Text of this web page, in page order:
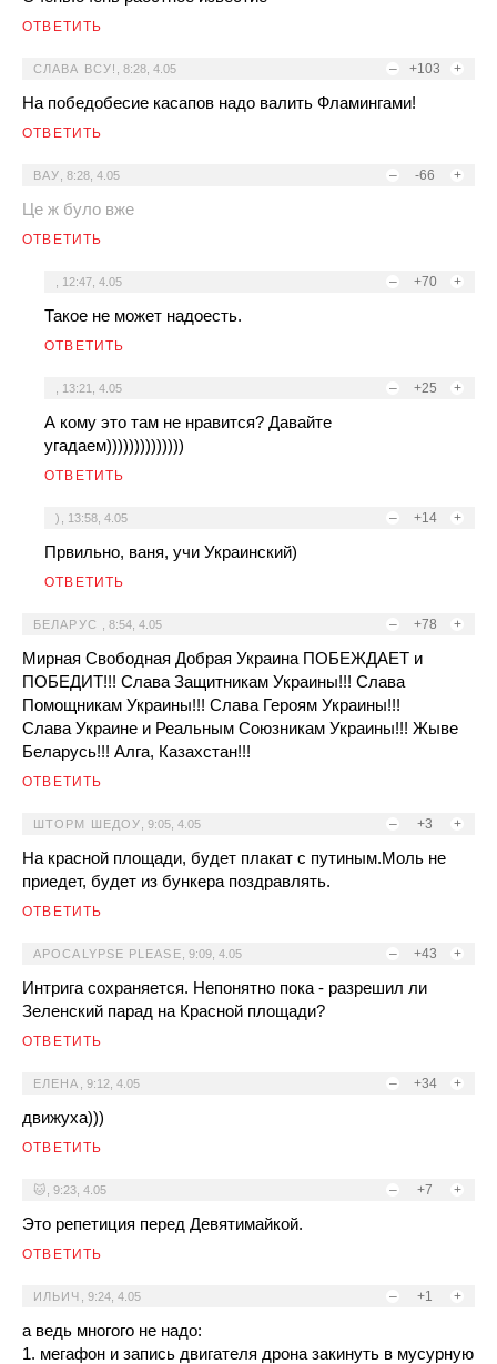
ОТВЕТИТЬ
– +103 +
СЛАВА ВСУ! 8:28, 4.05
На победобесие касапов надо валить Фламингами!
ОТВЕТИТЬ
– -66 +
ВАУ ,8:28, 4.05
Це ж було вже
ОТВЕТИТЬ
– +70 +
12:47, 4.05
Такое не может надоесть.
ОТВЕТИТЬ
– +25 +
13:21, 4.05
А кому это там не нравится? Давайте
угадаем))))))))))))))
ОТВЕТИТЬ
– +14 +
) 13:58, 4.05
Првильно, ваня, учи Украинский)
ОТВЕТИТЬ
– +78 +
БЕЛАРУС 8:54, 4.05
Мирная Свободная Добрая Украина ПОБЕЖДАЕТ и
ПОБЕДИТ!!! Слава Защитникам Украины!!! Слава
Помощникам Украины!!! Слава Героям Украины!!!
Слава Украине и Реальным Союзникам Украины!!! Жыве
Беларусь!!! Алга, Казахстан!!!
ОТВЕТИТЬ
– +3 +
ШТОРМ ШЕДОУ ,9:05, 4.05
На красной площади, будет плакат с путиным.Моль не
приедет, будет из бункера поздравлять.
ОТВЕТИТЬ
– +43 +
APOCALYPSE PLEASE 9:09, 4.05
Интрига сохраняется. Непонятно пока - разрешил ли
Зеленский парад на Красной площади?
ОТВЕТИТЬ
– +34 +
ЕЛЕНА 9:12, 4.05
движуха)))
ОТВЕТИТЬ
– +7 +
🐱 ,9:23, 4.05
Это репетиция перед Девятимайкой.
ОТВЕТИТЬ
– +1 +
ИЛЬИЧ 9:24, 4.05
а ведь многого не надо:
1. мегафон и запись двигателя дрона закинуть в мусурную